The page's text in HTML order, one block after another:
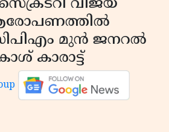
വിജയ്
സിപിഎം മുന്‍ ജനറല്‍
കാരാട്ട്